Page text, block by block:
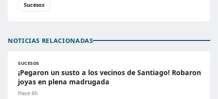
Sucesos
NOTICIAS RELACIONADAS
SUCESOS
¡Pegaron un susto a los vecinos de Santiago! Robaron
joyas en plena madrugada
Hace 6h